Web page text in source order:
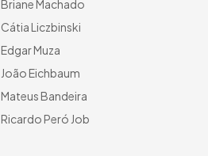
Briane Machado
Cátia Liczbinski
Edgar Muza
João Eichbaum
Mateus Bandeira
Ricardo Peró Job